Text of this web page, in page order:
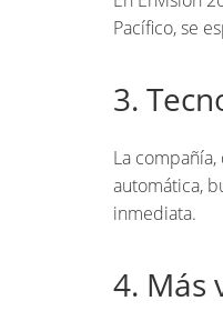
Pacífico, se
3.
La
automática,
inmediata.
4. Más